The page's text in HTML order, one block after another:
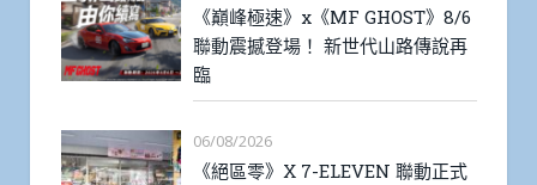
《巔峰極速》x《MF GHOST》8/6
聯動震撼登場！ 新世代山路傳說再
臨
06/08/2026
《絕區零》X 7-ELEVEN 聯動正式